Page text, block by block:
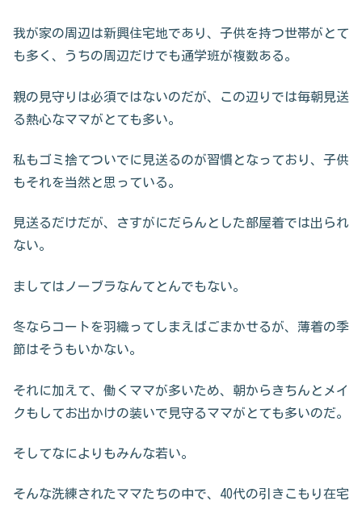
我が家の周辺は新興住宅地であり、子供を持つ世帯がとて
も多く、うちの周辺だけでも通学班が複数ある。
親の見守りは必須ではないのだが、この辺りでは毎朝見送
る熱心なママがとても多い。
私もゴミ捨てついでに見送るのが習慣となっており、子供
もそれを当然と思っている。
見送るだけだが、さすがにだらんとした部屋着では出られ
ない。
ましてはノーブラなんてとんでもない。
冬ならコートを羽織ってしまえばごまかせるが、薄着の季
節はそうもいかない。
それに加えて、働くママが多いため、朝からきちんとメイ
クもしてお出かけの装いで見守るママがとても多いのだ。
そしてなによりもみんな若い。
そんな洗練されたママたちの中で、40代の引きこもり在宅